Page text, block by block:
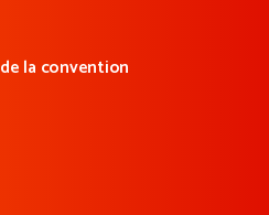
la convention